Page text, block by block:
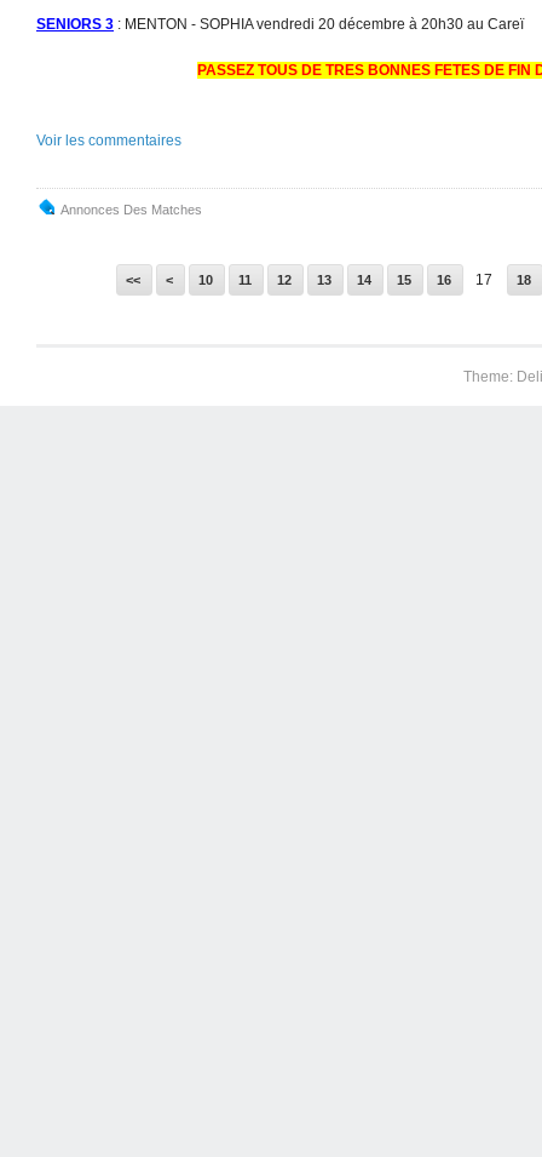
SENIORS 3 : MENTON - SOPHIA vendredi 20 décembre à 20h30 au Careï
PASSEZ TOUS DE TRES BONNES FETES DE FIN
Voir les commentaires
Annonces Des Matches
<< < 10 11 12 13 14 15 16 17 18
Theme: